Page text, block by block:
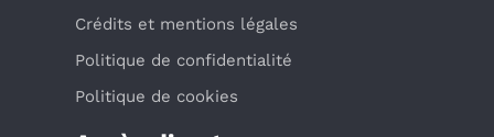
Crédits et mentions légales
Politique de confidentialité
Politique de cookies